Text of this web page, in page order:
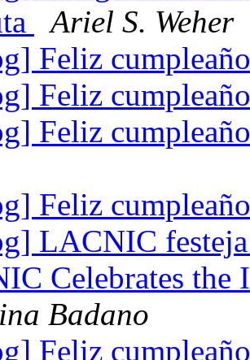
Ariel S. Weher
Feliz
Feliz
Feliz
Feliz
LACNIC
Celebrates the
Badano
Feliz